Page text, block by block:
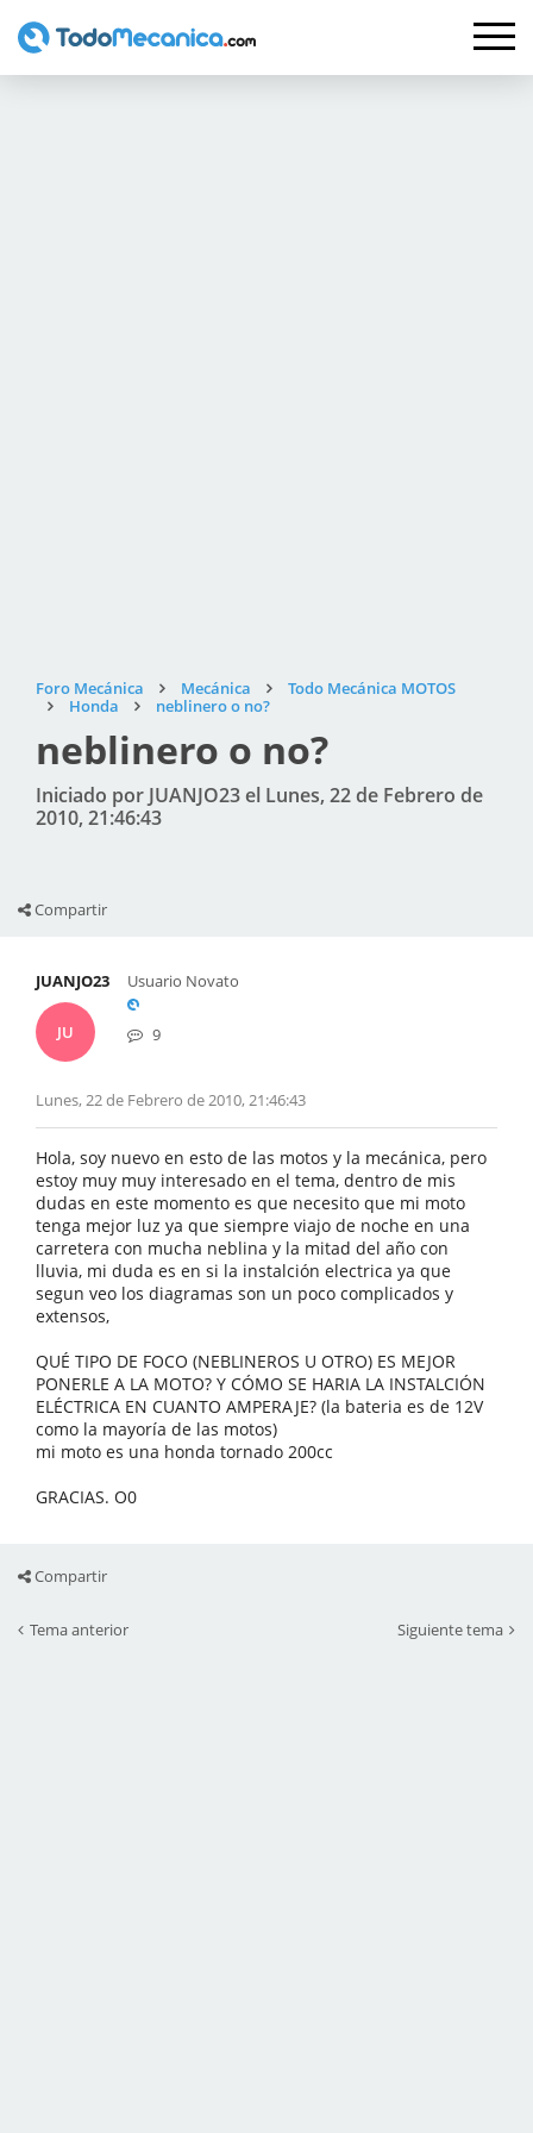
Foro Mecánica Mecánica
Todo Mecánica MOTOS
Honda
neblinero o no?
neblinero o no?
Iniciado por JUANJO23 el Lunes, 22 de Febrero de
2010, 21:46:43
Compartir
JUANJO23
JU
Usuario Novato
9
Lunes, 22 de Febrero de 2010, 21:46:43
Hola, soy nuevo en esto de las motos y la mecánica, pero
estoy muy muy interesado en el tema, dentro de mis
dudas en este momento es que necesito que mi moto
tenga mejor luz ya que siempre viajo de noche en una
carretera con mucha neblina y la mitad del año con
lluvia, mi duda es en si la instalción electrica ya que
segun veo los diagramas son un poco complicados y
extensos,
QUÉ TIPO DE FOCO (NEBLINEROS U OTRO) ES MEJOR
PONERLE A LA MOTO? Y CÓMO SE HARIA LA INSTALCIÓN
ELÉCTRICA EN CUANTO AMPERAJE? (la bateria es de 12V
como la mayoría de las motos)
mi moto es una honda tornado 200cc
GRACIAS. O0
Compartir
Tema anterior Siguiente tema